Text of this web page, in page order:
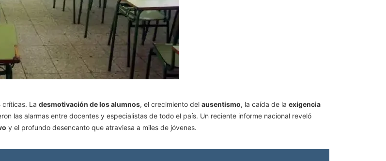
críticas. La desmotivación de los alumnos, el crecimiento del ausentismo, la caída de la exigencia
las alarmas entre docentes y especialistas de todo el país. Un reciente informe nacional reveló
y el profundo desencanto que atraviesa a miles de jóvenes.